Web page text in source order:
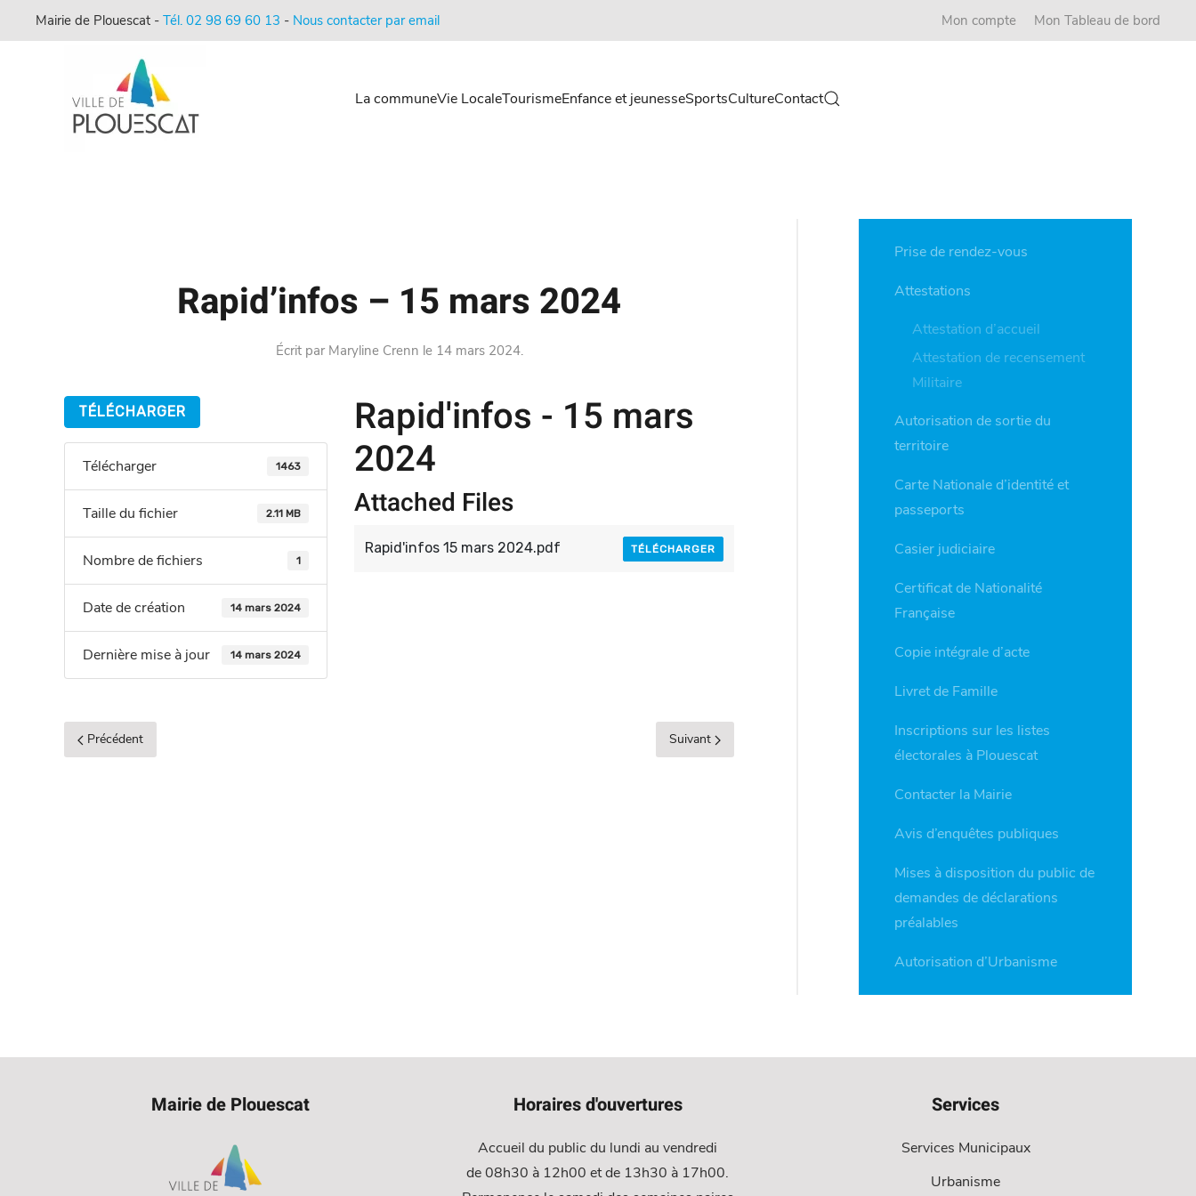
Mairie de Plouescat - Tél. 02 98 69 60 13 - Nous contacter par email Mon compte Mon Tableau de bord
La communeVie LocaleTourismeEnfance et jeunesseSportsCultureContact
Rapid’infos – 15 mars 2024
Écrit par Maryline Crenn le 14 mars 2024.
TÉLÉCHARGER
Télécharger 1463
Taille du fichier 2.11 MB
Nombre de fichiers 1
Date de création 14 mars 2024
Dernière mise à jour 14 mars 2024
Rapid'infos - 15 mars
2024
Attached Files
Rapid'infos 15 mars 2024.pdf TÉLÉCHARGER
Précédent Suivant
Prise de rendez-vous
Attestations
Attestation d’accueil
Attestation de recensement
Militaire
Autorisation de sortie du
territoire
Carte Nationale d’identité et
passeports
Casier judiciaire
Certificat de Nationalité
Française
Copie intégrale d’acte
Livret de Famille
Inscriptions sur les listes
électorales à Plouescat
Contacter la Mairie
Avis d’enquêtes publiques
Mises à disposition du public de
demandes de déclarations
préalables
Autorisation d’Urbanisme
Mairie de Plouescat Horaires d'ouvertures
Accueil du public du lundi au vendredi
de 08h30 à 12h00 et de 13h30 à 17h00.
Services
Services Municipaux
Urbanisme